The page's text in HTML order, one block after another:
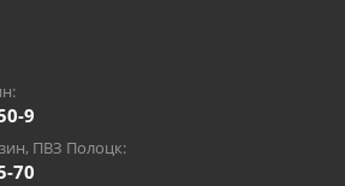
9
ПВЗ Полоцк:
70